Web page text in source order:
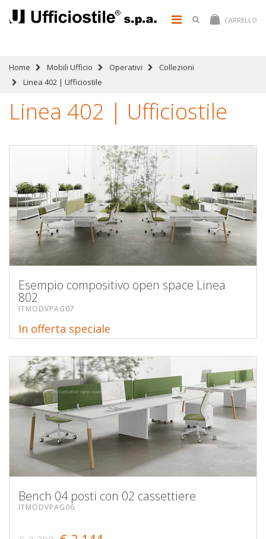
CARRELLO
Home Mobili Ufficio Operativi
Collezioni
Linea 402 | Ufficiostile
Linea 402 | Ufficiostile
Esempio compositivo open space Linea
802
ITMODVPAG07
In offerta speciale
Bench 04 posti con 02 cassettiere
ITMODVPAG06